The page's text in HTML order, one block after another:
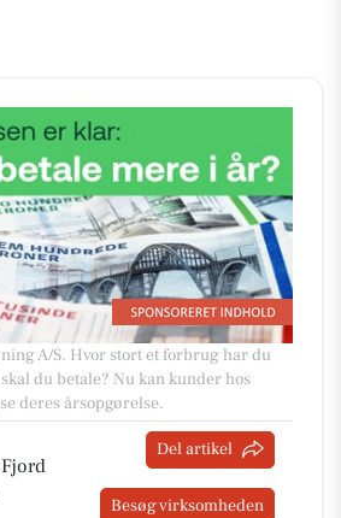
A/S. Hvor stort et forbrug har du
du betale? Nu kan kunder hos
deres årsopgørelse.
Del artikel
Besøg virksomheden